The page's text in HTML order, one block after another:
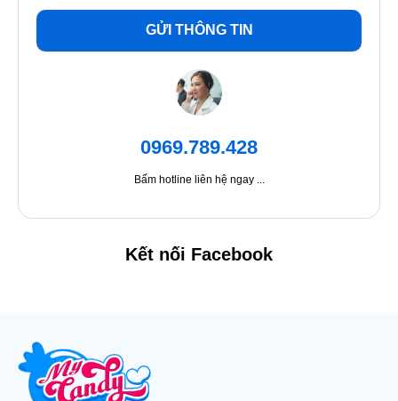
GỬI THÔNG TIN
0969.789.428
Bấm hotline liên hệ ngay ...
Kết nối Facebook